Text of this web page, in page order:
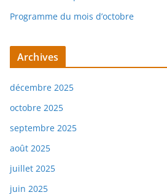
Programme du mois d’octobre
Archives
décembre 2025
octobre 2025
septembre 2025
août 2025
juillet 2025
juin 2025